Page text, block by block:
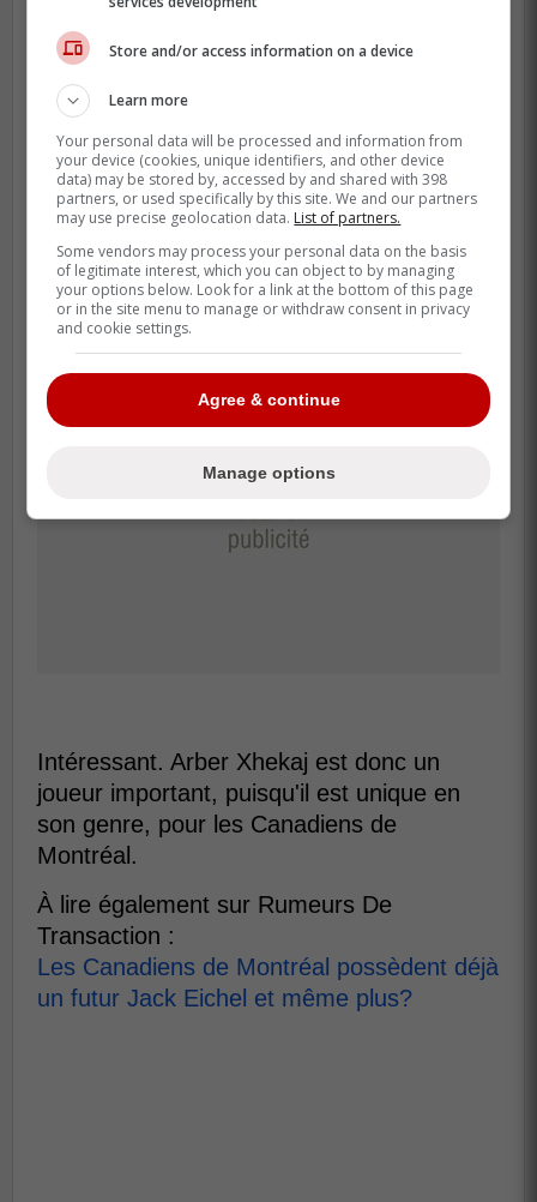
physique» qui peut se battre, s'il le
faut... tu ne veux pas prendre des
libertés avec mes coéquipiers, parce
que je suis là!»
- via Priyanta Emrith
@HabsInHighHeels
-
Intéressant. Arber Xhekaj est donc un
joueur important, puisqu'il est unique en
son genre, pour les Canadiens de
Montréal.
À lire également sur Rumeurs De
Transaction :
Les Canadiens de Montréal possèdent déjà
un futur Jack Eichel et même plus?
Store and/or access information on a device
Learn more
Your personal data will be processed and information from
your device (cookies, unique identifiers, and other device
data) may be stored by, accessed by and shared with 398
partners, or used specifically by this site. We and our partners
may use precise geolocation data. List of partners.
Some vendors may process your personal data on the basis
of legitimate interest, which you can object to by managing
your options below. Look for a link at the bottom of this page
or in the site menu to manage or withdraw consent in privacy
and cookie settings.
Agree & continue
Manage options